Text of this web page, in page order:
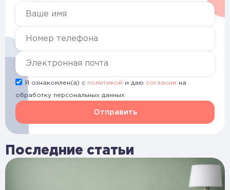
Последние статьи
Я ознакомлен(а) с политикой и даю согласие на
обработку персональных данных
Отправить